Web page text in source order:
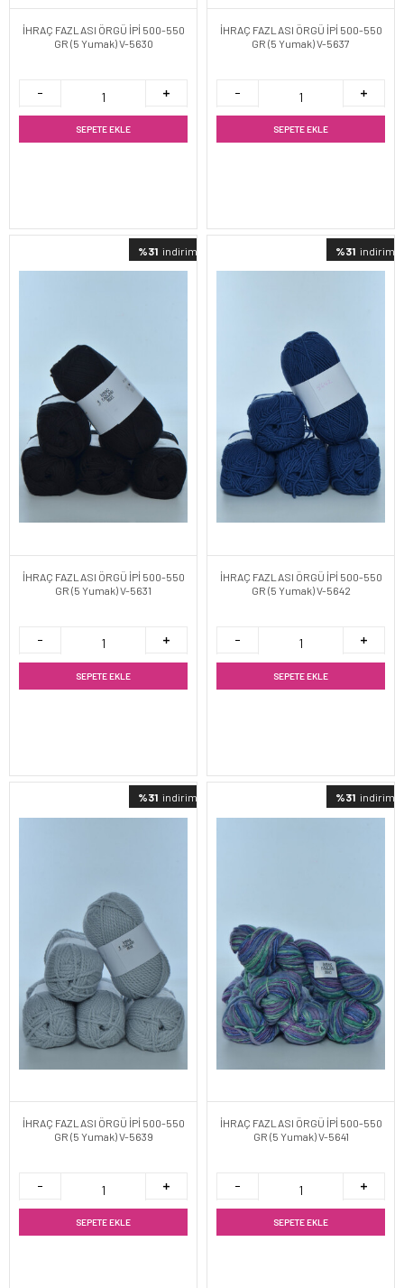
İHRAÇ FAZLASI ÖRGÜ İPİ 500-550
GR (5 Yumak) V-5630
SEPETE EKLE
İHRAÇ FAZLASI ÖRGÜ İPİ 500-550
GR (5 Yumak) V-5637
SEPETE EKLE
%31 indirimli
İHRAÇ FAZLASI ÖRGÜ İPİ 500-550
GR (5 Yumak) V-5631
SEPETE EKLE
%31 indirimli
İHRAÇ FAZLASI ÖRGÜ İPİ 500-550
GR (5 Yumak) V-5642
SEPETE EKLE
%31 indirimli
İHRAÇ FAZLASI ÖRGÜ İPİ 500-550
GR (5 Yumak) V-5639
SEPETE EKLE
%31 indirimli
İHRAÇ FAZLASI ÖRGÜ İPİ 500-550
GR (5 Yumak) V-5641
SEPETE EKLE